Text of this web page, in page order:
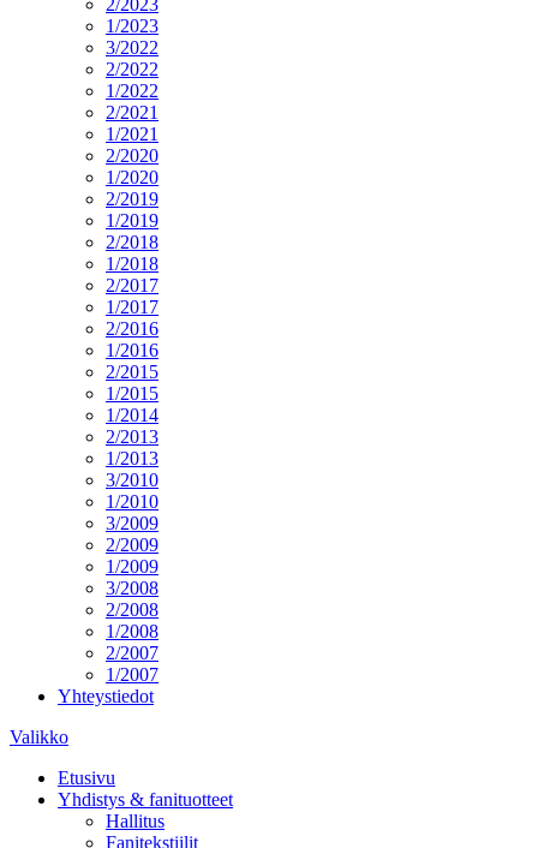
2/2023
1/2023
3/2022
2/2022
1/2022
2/2021
1/2021
2/2020
1/2020
2/2019
1/2019
2/2018
1/2018
2/2017
1/2017
2/2016
1/2016
2/2015
1/2015
1/2014
2/2013
1/2013
3/2010
1/2010
3/2009
2/2009
1/2009
3/2008
2/2008
1/2008
2/2007
1/2007
Yhteystiedot
Valikko
Etusivu
Yhdistys & fanituotteet
Hallitus
Fanitekstiilit